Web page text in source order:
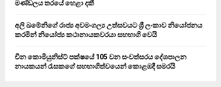
මණ්ඩලය තරයේ හෙළා දකී
අලි ඛමේනිගේ රාජ්‍ය අවමංගල්‍ය උත්සවයට ශ්‍රී ලංකාව නියෝජනය
කරමින් නියෝජ්‍ය කථානායකවරයා සහභාගි වෙයි
චීන කොමියුනිස්ට් පක්ෂයේ 105 වන සංවත්සරය දේශපාලන
නායකයන් රැසකගේ සහභාගිත්වයෙන් කොළඹදී සමරයි